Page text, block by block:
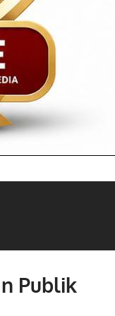
Publik